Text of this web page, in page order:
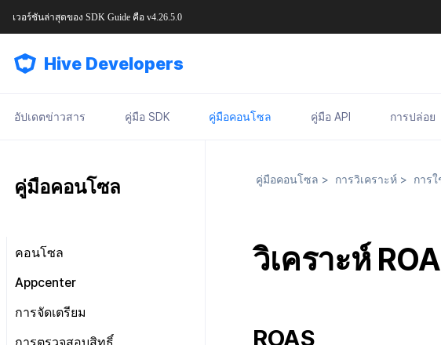
เวอร์ชันล่าสุดของ SDK Guide คือ v4.26.5.0
Hive Developers
อัปเดตข่าวสาร คู่มือ SDK คู่มือคอนโซล คู่มือ API การปล่อย
คู่มือคอนโซล
คอนโซล
มองไปรอบ ๆ หน้าจอหลัก
Appcenter
จัดการโครงการ
การจัดเตรียม
ข้อกำหนดในการให้บริการ
คู่มือคอนโซล > การวิเคราะห์ > การใ
วิเคราะห์
ROAS